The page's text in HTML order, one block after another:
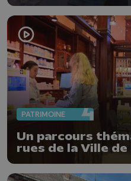
PATRIMOINE
Un parcours
rues de la Ville de